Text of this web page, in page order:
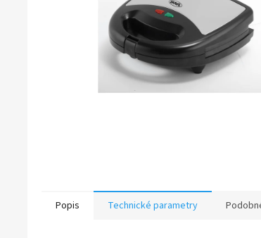
Popis Technické parametry